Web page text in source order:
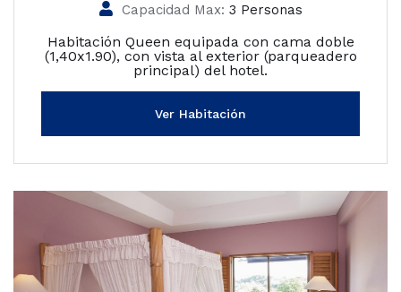
Capacidad Max: 3 Personas
Habitación Queen equipada con cama doble
(1,40x1.90), con vista al exterior (parqueadero
principal) del hotel.
Ver Habitación